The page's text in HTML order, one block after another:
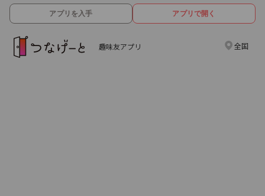
アプリを入手 アプリで開く
趣味友アプリ 全国